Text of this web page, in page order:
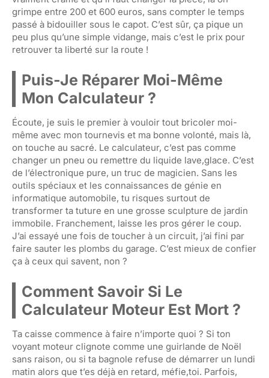
grimpe entre 200 et 600 euros, sans compter le temps
passé à bidouiller sous le capot. C’est sûr, ça pique un
peu plus qu’une simple vidange, mais c’est le prix pour
retrouver ta liberté sur la route !
Puis-Je Réparer Moi-Même
Mon Calculateur ?
Écoute, je suis le premier à vouloir tout bricoler moi-
même avec mon tournevis et ma bonne volonté, mais là,
on touche au sacré. Le calculateur, c’est pas comme
changer un pneu ou remettre du liquide lave,glace. C’est
de l’électronique pure, un truc de magicien. Sans les
outils spéciaux et les connaissances de génie en
informatique automobile, tu risques surtout de
transformer ta tuture en une grosse sculpture de jardin
immobile. Franchement, laisse les pros gérer le coup.
J’ai essayé une fois de toucher à un circuit, j’ai fini par
faire sauter les plombs du garage. C’est mieux de confier
ça à ceux qui savent, non ?
Comment Savoir Si Le
Calculateur Moteur Est Mort ?
Ta caisse commence à faire n’importe quoi ? Si ton
voyant moteur clignote comme une guirlande de Noël
sans raison, ou si ta bagnole refuse de démarrer un lundi
matin alors que t’es déjà en retard, méfie,toi. Parfois,